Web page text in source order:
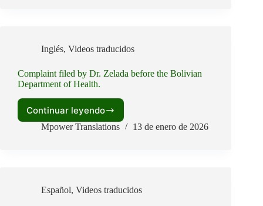
Inglés, Videos traducidos
Complaint filed by Dr. Zelada before the Bolivian
Department of Health.
Continuar leyendo
Complaint
filed
Bolivian
Mpower Translations 13 de enero de 2026
Español, Videos traducidos